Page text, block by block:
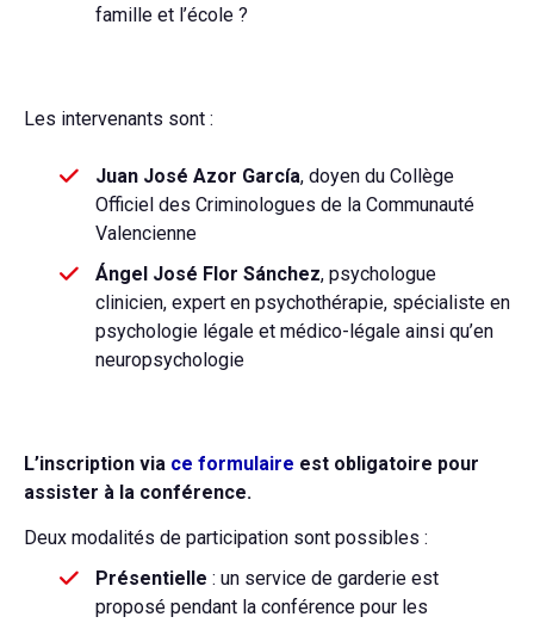
famille et l’école ?
Les intervenants sont :
Juan José Azor García, doyen du Collège
Officiel des Criminologues de la Communauté
Valencienne
Ángel José Flor Sánchez, psychologue
clinicien, expert en psychothérapie, spécialiste en
psychologie légale et médico-légale ainsi qu’en
neuropsychologie
L’inscription via ce formulaire est obligatoire pour
assister à la conférence.
Deux modalités de participation sont possibles :
Présentielle : un service de garderie est
proposé pendant la conférence pour les